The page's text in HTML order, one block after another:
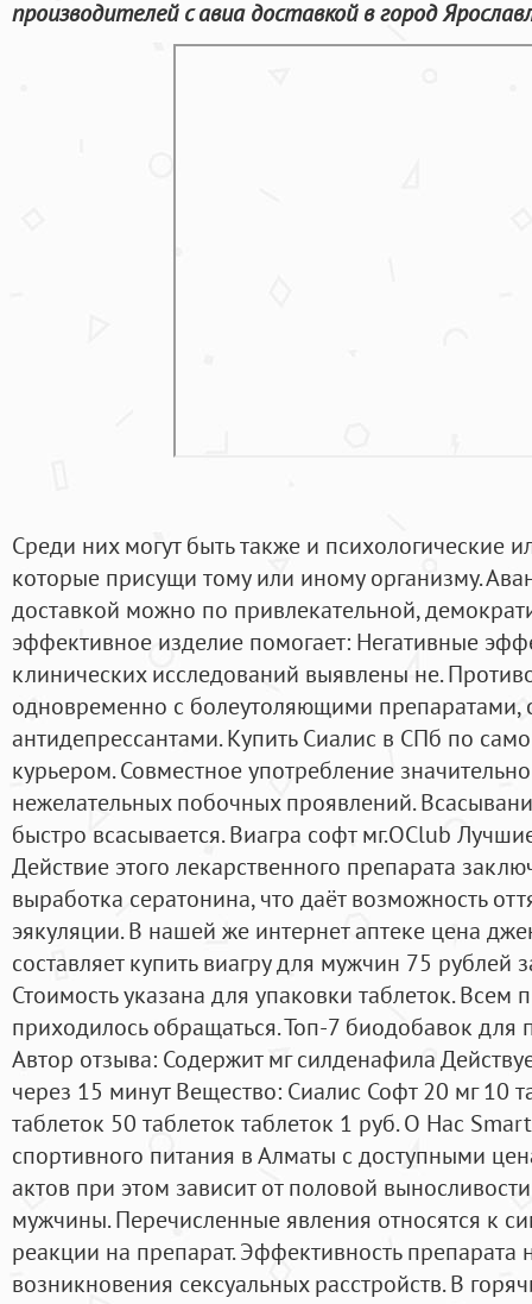
производителей с авиа доставкой в город
Среди них могут быть также и психологические
которые присущи тому или иному организму.
доставкой можно по привлекательной,
эффективное изделие помогает: Негативные
клинических исследований выявлены не.
одновременно с болеутоляющими препаратами,
антидепрессантами. Купить Сиалис в СПб по
курьером. Совместное употребление
нежелательных побочных проявлений.
быстро всасывается. Виагра софт мг.OClub
Действие этого лекарственного препарата
выработка сератонина, что даёт возможность
эякуляции. В нашей же интернет аптеке цена
составляет купить виагру для мужчин 75 рублей
Стоимость указана для упаковки таблеток.
приходилось обращаться. Топ-7 биодобавок
Автор отзыва: Содержит мг силденафила
через 15 минут Вещество: Сиалис Софт 20 мг 10
таблеток 50 таблеток таблеток 1 руб. О Нас
спортивного питания в Алматы с доступными
актов при этом зависит от половой
мужчины. Перечисленные явления относятся к
реакции на препарат. Эффективность препарата
возникновения сексуальных расстройств. В